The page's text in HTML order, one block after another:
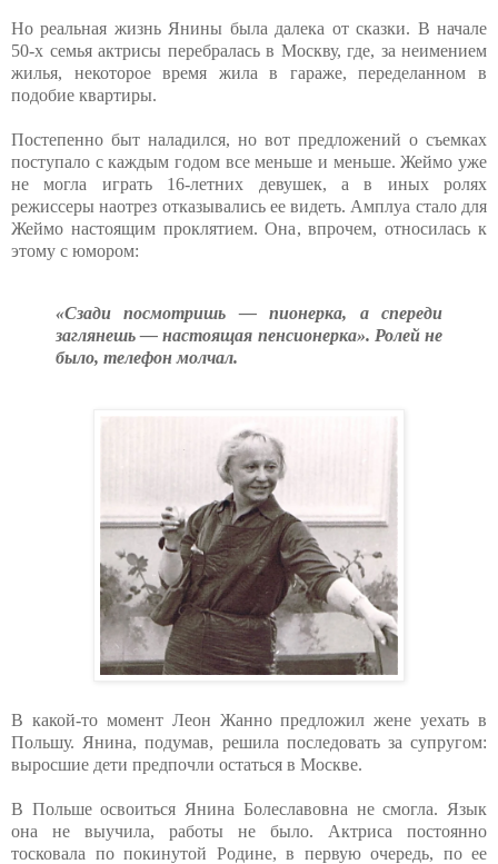
Но реальная жизнь Янины была далека от сказки. В начале
50-х семья актрисы перебралась в Москву, где, за неимением
жилья, некоторое время жила в гараже, переделанном в
подобие квартиры.
Постепенно быт наладился, но вот предложений о съемках
поступало с каждым годом все меньше и меньше. Жеймо уже
не могла играть 16-летних девушек, а в иных ролях
режиссеры наотрез отказывались ее видеть. Амплуа стало для
Жеймо настоящим проклятием. Она, впрочем, относилась к
этому с юмором:
«Сзади посмотришь — пионерка, а спереди
заглянешь — настоящая пенсионерка». Ролей не
было, телефон молчал.
В какой-то момент Леон Жанно предложил жене уехать в
Польшу. Янина, подумав, решила последовать за супругом:
выросшие дети предпочли остаться в Москве.
В Польше освоиться Янина Болеславовна не смогла. Язык
она не выучила, работы не было. Актриса постоянно
тосковала по покинутой Родине, в первую очередь, по ее